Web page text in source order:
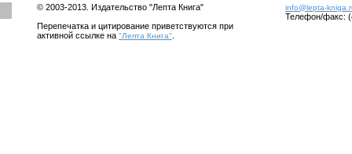
© 2003-2013. Издательство "Лепта Книга"
Перепечатка и цитирование приветствуются при
активной ссылке на "Лепта Книга"
info@lepta-
Телефон/факс: